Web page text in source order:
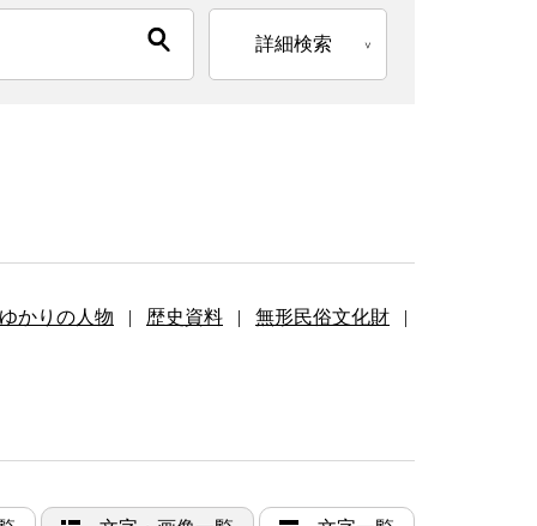
詳細検索
かりの人物 | 歴史資料 | 無形民俗文化財
|